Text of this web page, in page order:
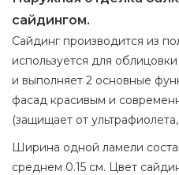
сайдингом.
Сайдинг производится из
используется для
и выполняет 2 основные
фасад красивым и
(защищает от
Ширина одной ламели
среднем 0.15 см. Цвет